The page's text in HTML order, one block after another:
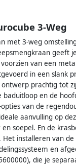
3-Weg
met 3-weg
geeft
van een
in een slank
prachtig tot
baduitloop en de
van de
aanvulling op
soepel. En de
installeren van
en
die je